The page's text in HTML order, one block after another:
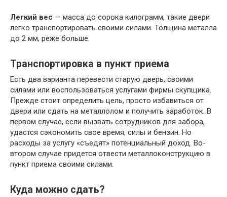
Легкий вес — масса до сорока килограмм, такие двери
легко транспортировать своими силами. Толщина металла
до 2 мм, реже больше.
Транспортировка в пункт приема
Есть два варианта перевести старую дверь, своими
силами или воспользоваться услугами фирмы скупщика.
Прежде стоит определить цель, просто избавиться от
двери или сдать на металлолом и получить заработок. В
первом случае, если вызвать сотрудников для забора,
удастся сэкономить свое время, силы и бензин. Но
расходы за услугу «съедят» потенциальный доход. Во-
втором случае придется отвести металлоконструкцию в
пункт приема своими силами.
Куда можно сдать?